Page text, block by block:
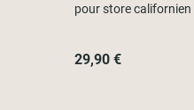
pour store californien
29,90 €